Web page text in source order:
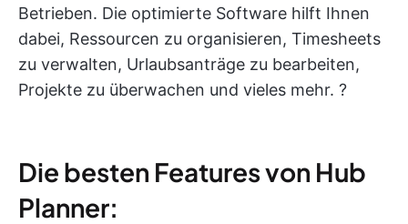
Betrieben. Die optimierte Software hilft Ihnen
dabei, Ressourcen zu organisieren, Timesheets
zu verwalten, Urlaubsanträge zu bearbeiten,
Projekte zu überwachen und vieles mehr. ?
Die besten Features von Hub
Planner: